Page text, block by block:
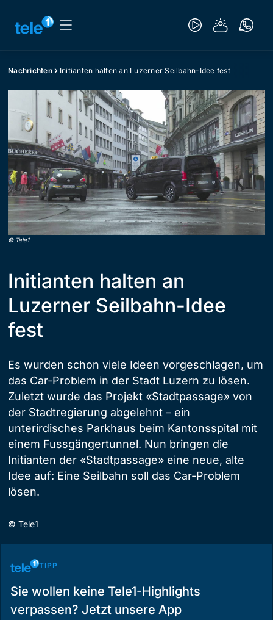
Nachrichten Initianten halten an Luzerner Seilbahn-Idee fest
© Tele1
Initianten halten an
Luzerner Seilbahn-Idee
fest
Es wurden schon viele Ideen vorgeschlagen, um
das Car-Problem in der Stadt Luzern zu lösen.
Zuletzt wurde das Projekt «Stadtpassage» von
der Stadtregierung abgelehnt – ein
unterirdisches Parkhaus beim Kantonsspital mit
einem Fussgängertunnel. Nun bringen die
Initianten der «Stadtpassage» eine neue, alte
Idee auf: Eine Seilbahn soll das Car-Problem
lösen.
© Tele1
TIPP
Sie wollen keine Tele1-Highlights
verpassen? Jetzt unsere App